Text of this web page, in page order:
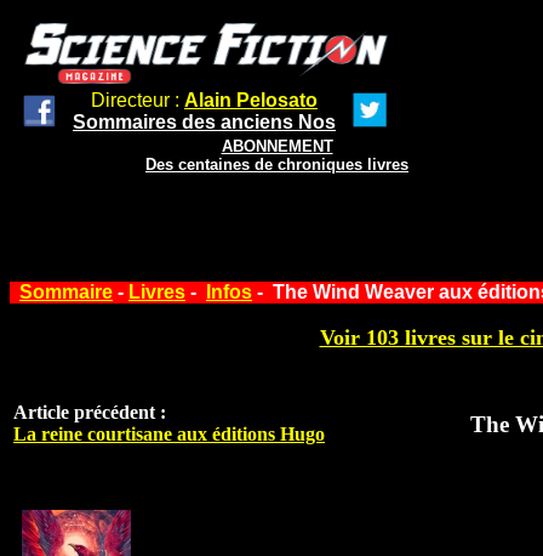
Directeur : Alain Pelosato
Sommaires des anciens Nos
ABONNEMENT
Des centaines de chroniques livres
Sommaire - Livres - Infos - The Wind Weaver aux
Voir 103 livres sur le
Article précédent :
La reine courtisane aux éditions Hugo
The